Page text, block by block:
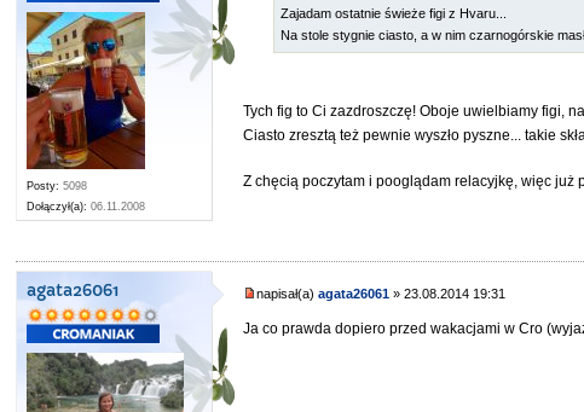
Posty: 5098
Dołączył(a): 06.11.2008
Zajadam ostatnie świeże figi z Hvaru...
Na stole stygnie ciasto, a w nim czarnogórskie
Tych fig to Ci zazdroszczę! Oboje uwielbiamy figi,
Ciasto zresztą też pewnie wyszło pyszne... takie
Z chęcią poczytam i pooglądam relacyjkę, więc już
agata26061 napisał(a)agata26061 » 23.08.2014 19:31
Ja co prawda dopiero przed wakacjami w Cro